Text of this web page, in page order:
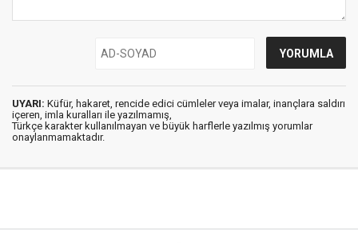
UYARI: Küfür, hakaret, rencide edici cümleler veya imalar, inançlara saldırı
içeren, imla kuralları ile yazılmamış,
Türkçe karakter kullanılmayan ve büyük harflerle yazılmış yorumlar
onaylanmamaktadır.